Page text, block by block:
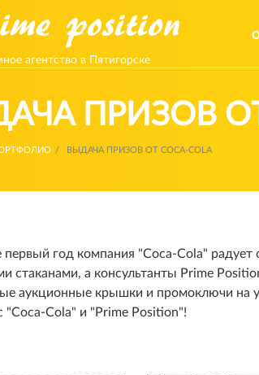
агентство в Пятигорске
ПРИЗОВ ОТ
ВЫДАЧА ПРИЗОВ ОТ COCA-COLA
первый год компания "Coca-Cola"
стаканами, а консультанты Prime
аукционные крышки и промоключи на
"Coca-Cola" и "Prime Position"!